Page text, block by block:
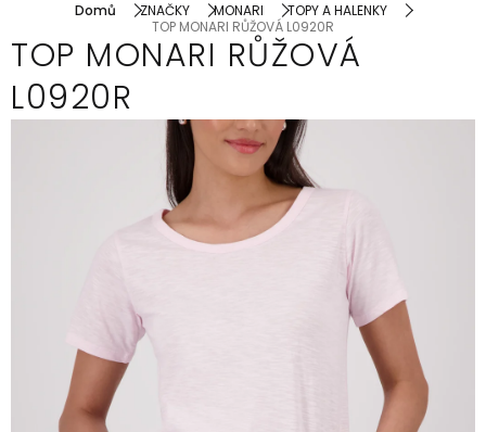
Domů ZNAČKY MONARI
TOPY A HALENKY
TOP MONARI RŮŽOVÁ L0920R
TOP MONARI RŮŽOVÁ
L0920R